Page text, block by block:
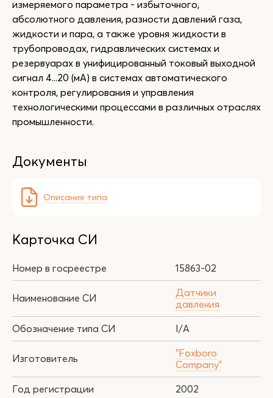
измеряемого параметра - избыточного,
абсолютного давления, разности давлений газа,
жидкости и пара, а также уровня жидкости в
трубопроводах, гидравлических системах и
резервуарах в унифицированный токовый выходной
сигнал 4...20 (мА) в системах автоматического
контроля, регулирования и управления
технологическими процессами в различных отраслях
промышленности.
Документы
Описание типа
Карточка СИ
Номер в госреестре 15863-02
Наименование СИ
Датчики
давления
Обозначение типа СИ
I/A
Изготовитель
"Foxboro
Company"
Год регистрации
2002